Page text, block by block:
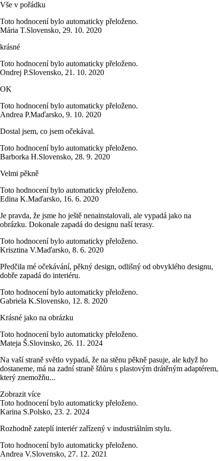
Vše v pořádku
Toto hodnocení bylo automaticky přeloženo.
Mária T.Slovensko, 29. 10. 2020
krásné
Toto hodnocení bylo automaticky přeloženo.
Ondrej P.Slovensko, 21. 10. 2020
OK
Toto hodnocení bylo automaticky přeloženo.
Andrea P.Maďarsko, 9. 10. 2020
Dostal jsem, co jsem očekával.
Toto hodnocení bylo automaticky přeloženo.
Barborka H.Slovensko, 28. 9. 2020
Velmi pěkně
Toto hodnocení bylo automaticky přeloženo.
Edina K.Maďarsko, 16. 6. 2020
Je pravda, že jsme ho ještě nenainstalovali, ale vypadá jako na
obrázku. Dokonale zapadá do designu naší terasy.
Toto hodnocení bylo automaticky přeloženo.
Krisztina V.Maďarsko, 8. 6. 2020
Předčila mé očekávání, pěkný design, odlišný od obvyklého designu,
dobře zapadá do interiéru.
Toto hodnocení bylo automaticky přeloženo.
Gabriela K.Slovensko, 12. 8. 2020
Krásné jako na obrázku
Toto hodnocení bylo automaticky přeloženo.
Mateja Š.Slovinsko, 26. 11. 2024
Na vaší straně světlo vypadá, že na stěnu pěkně pasuje, ale když ho
dostaneme, má na zadní straně šňůru s plastovým drátěným adaptérem,
který znemožňu...
Zobrazit více
Toto hodnocení bylo automaticky přeloženo.
Karina S.Polsko, 23. 2. 2024
Rozhodně zateplí interiér zařízený v industriálním stylu.
Toto hodnocení bylo automaticky přeloženo.
Andrea V.Slovensko, 27. 12. 2021